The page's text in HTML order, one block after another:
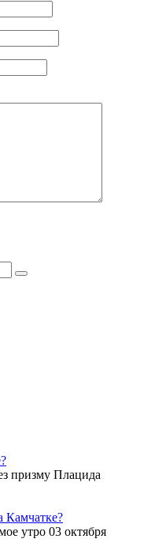
призму Плацида
Камчатке?
утро 03 октября